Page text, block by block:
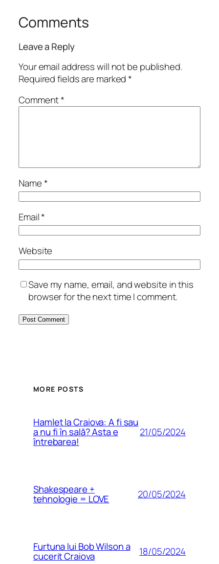
Comments
Leave a Reply
Your email address will not be published.
Required fields are marked*
Comment*
Name*
Email*
Website
Save my name, email, and website in this
browser for the next time I comment.
MORE POSTS
Hamlet la Craiova: A fi sau
a nu fi în sală? Asta e
întrebarea!
21/05/2024
Shakespeare +
tehnologie = LOVE 20/05/2024
Furtuna lui Bob Wilson a
cucerit Craiova 18/05/2024